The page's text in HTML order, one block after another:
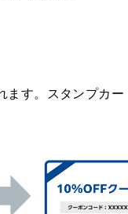
す。スタンプカ